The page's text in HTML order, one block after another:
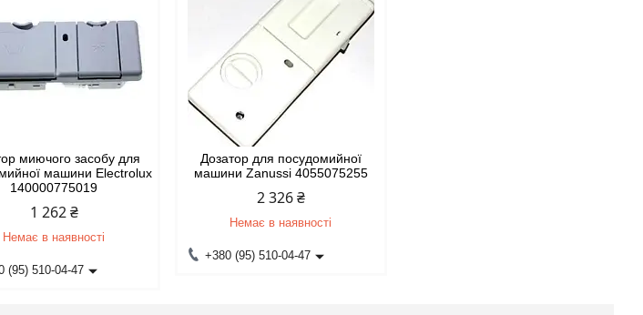
миючого засобу для
машини Electrolux
140000775019
1 262 ₴
Немає в наявності
(95) 510-04-47
Дозатор для посудомийної
машини Zanussi 4055075255
2 326 ₴
Немає в наявності
+380 (95) 510-04-47